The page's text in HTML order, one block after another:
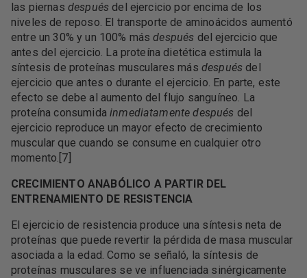
las piernas después del ejercicio por encima de los
niveles de reposo. El transporte de aminoácidos aumentó
entre un 30% y un 100% másdespués del ejercicio que
antes del ejercicio. La proteína dietética estimula la
síntesis de proteínas musculares más después del
ejercicio que antes o durante el ejercicio. En parte, este
efecto se debe al aumento del flujo sanguíneo. La
proteína consumidainmediatamente después del
ejercicio reproduce un mayor efecto de crecimiento
muscular que cuando se consume en cualquier otro
momento.[7]
CRECIMIENTO ANABÓLICO A PARTIR DEL
ENTRENAMIENTO DE RESISTENCIA
El ejercicio de resistencia produce una síntesis neta de
proteínas que puede revertir la pérdida de masa muscular
asociada a la edad. Como se señaló, la síntesis de
proteínas musculares se ve influenciada sinérgicamente